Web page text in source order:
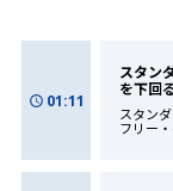
01:11
スタン
を下回
スタン
フリー